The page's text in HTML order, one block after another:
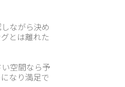
ながら決め
とは離れた
空間なら予
なり満足で